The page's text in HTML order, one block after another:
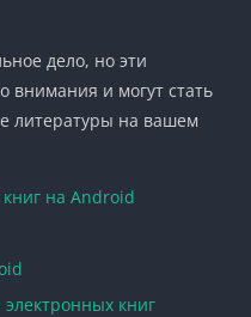
дело, но эти
внимания и могут стать
литературы на вашем
на Android
книг